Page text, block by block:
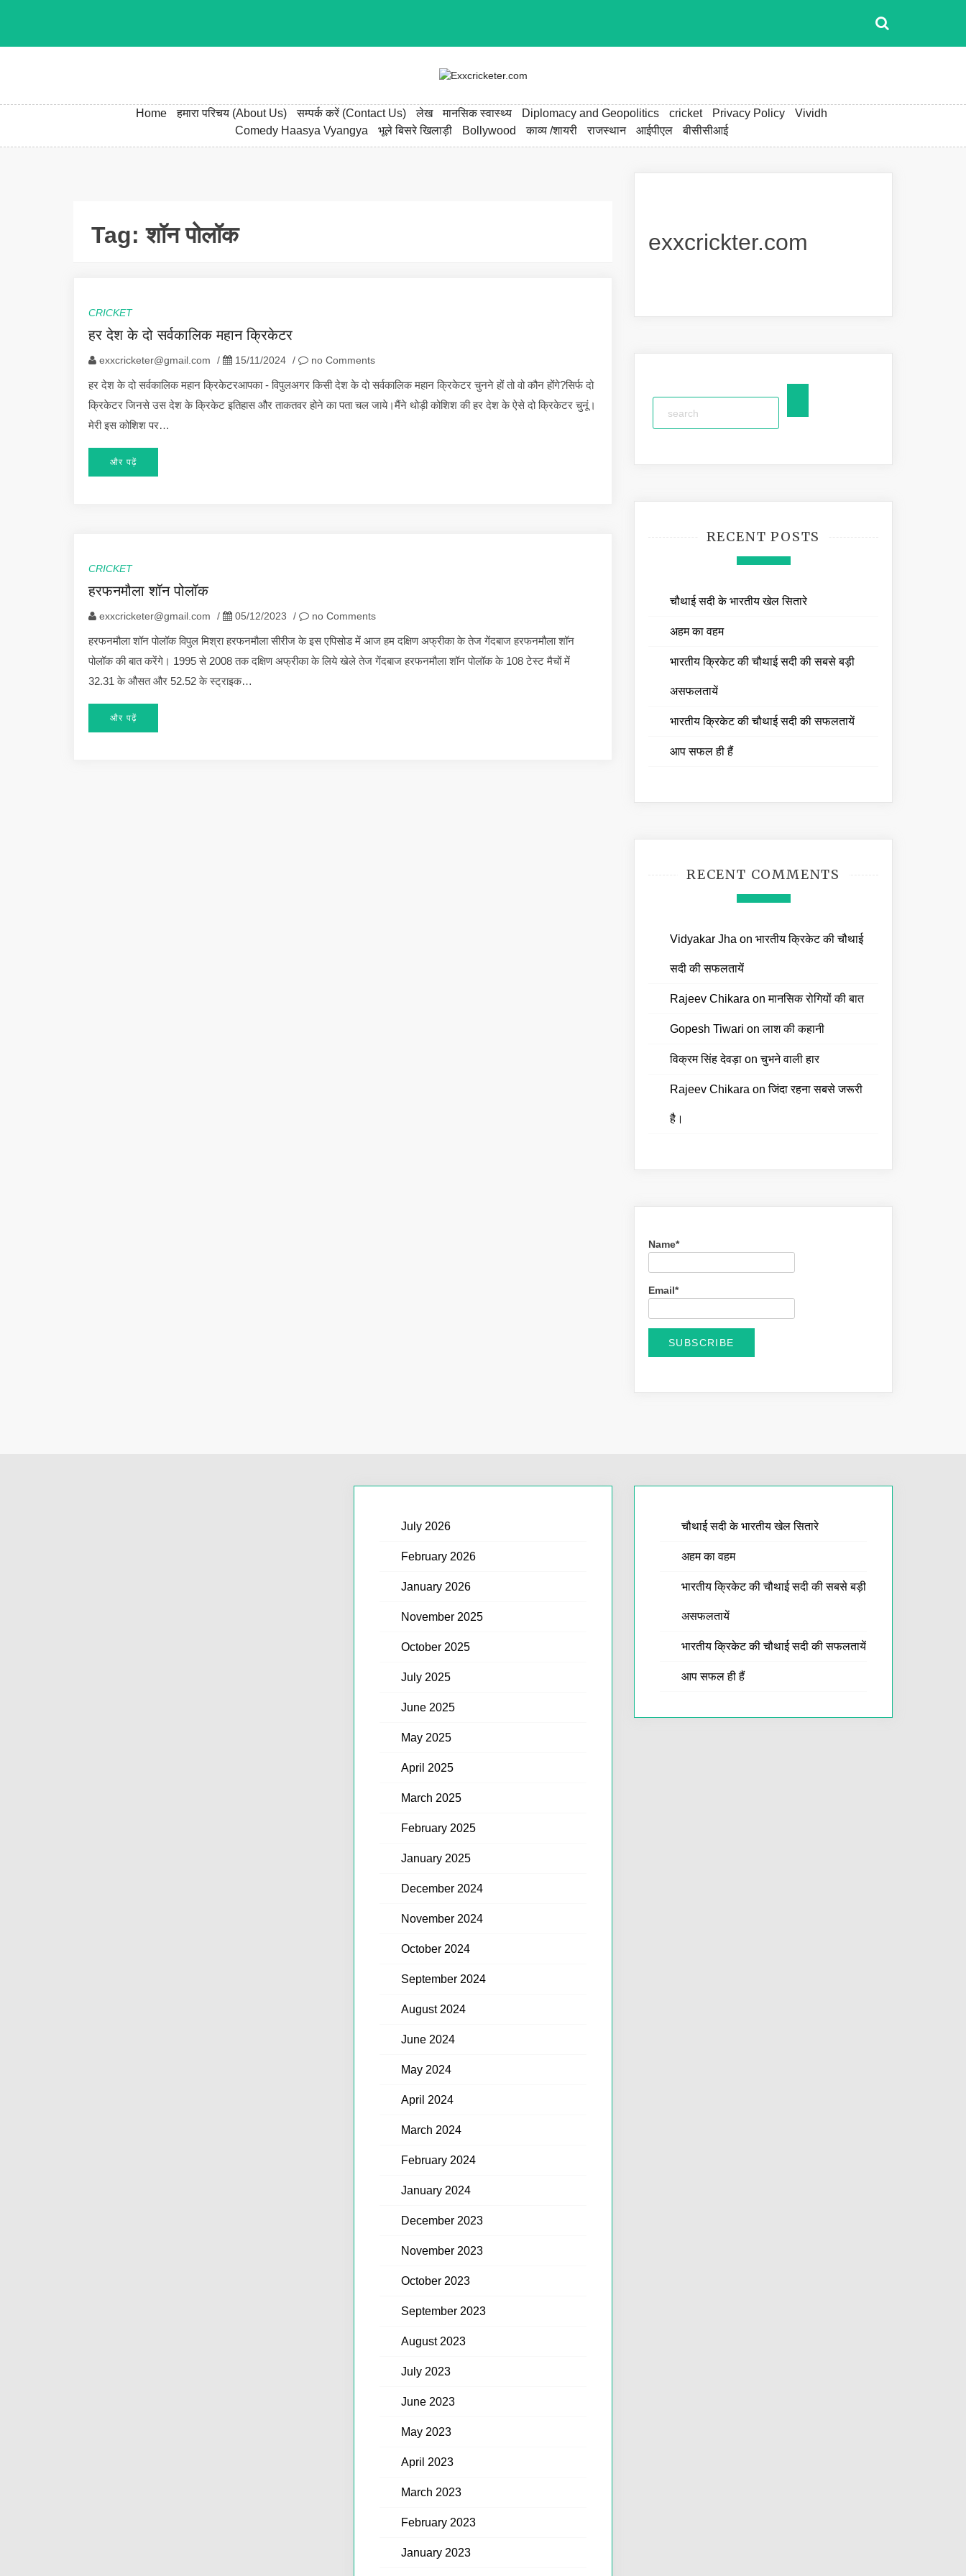
Home हमारा परिचय (About Us) सम्पर्क करें (Contact Us) लेख मानसिक स्वास्थ्य Diplomacy and Geopolitics cricket Privacy Policy
Vividh
Comedy Haasya Vyangya
भूले बिसरे खिलाड़ी Bollywood काव्य /शायरी राजस्थान आईपीएल बीसीसीआई
Tag:शॉन पोलॉक
CRICKET
हर देश के दो सर्वकालिक महान क्रिकेटर
exxcricketer@gmail.com / 15/11/2024 / no Comments
हर देश के दो सर्वकालिक महान क्रिकेटरआपका - विपुलअगर किसी देश के दो सर्वकालिक महान क्रिकेटर चुनने हों तो वो कौन होंगे?सिर्फ दो
क्रिकेटर जिनसे उस देश के क्रिकेट इतिहास और ताकतवर होने का पता चल जाये।मैंने थोड़ी कोशिश की हर देश के ऐसे दो क्रिकेटर चुनूं।
मेरी इस कोशिश पर…
और पढ़ें
CRICKET
हरफनमौला शॉन पोलॉक
exxcricketer@gmail.com / 05/12/2023 / no Comments
हरफनमौला शॉन पोलॉक विपुल मिश्रा हरफनमौला सीरीज के इस एपिसोड में आज हम दक्षिण अफ्रीका के तेज गेंदबाज हरफनमौला शॉन
पोलॉक की बात करेंगे। 1995 से 2008 तक दक्षिण अफ्रीका के लिये खेले तेज गेंदबाज हरफनमौला शॉन पोलॉक के 108 टेस्ट मैचों में
32.31 के औसत और 52.52 के स्ट्राइक…
और पढ़ें
exxcrickter.com
RECENT POSTS
चौथाई सदी के भारतीय खेल सितारे
अहम का वहम
भारतीय क्रिकेट की चौथाई सदी की सबसे बड़ी
असफलतायें
भारतीय क्रिकेट की चौथाई सदी की सफलतायें
आप सफल ही हैं
RECENT COMMENTS
Vidyakar Jha on भारतीय क्रिकेट की चौथाई
सदी की सफलतायें
Rajeev Chikara onमानसिक रोगियों की बात
Gopesh Tiwari onलाश की कहानी
विक्रम सिंह देवड़ा onचुभने वाली हार
Rajeev Chikara onजिंदा रहना सबसे जरूरी
है।
Name*
Email*
July 2026
February 2026
January 2026
November 2025
October 2025
July 2025
June 2025
May 2025
April 2025
March 2025
February 2025
January 2025
December 2024
November 2024
October 2024
September 2024
August 2024
June 2024
May 2024
April 2024
March 2024
February 2024
January 2024
December 2023
November 2023
October 2023
September 2023
August 2023
July 2023
June 2023
May 2023
April 2023
March 2023
February 2023
January 2023
चौथाई सदी के भारतीय खेल सितारे
अहम का वहम
भारतीय क्रिकेट की चौथाई सदी की सबसे बड़ी
असफलतायें
भारतीय क्रिकेट की चौथाई सदी की सफलतायें
आप सफल ही हैं